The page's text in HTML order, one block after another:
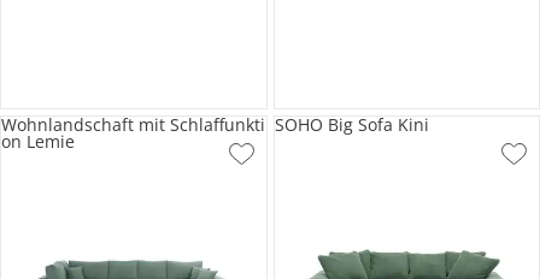
Wohnlandschaft mit Schlaffunkti
on Lemie
SOHO Big Sofa Kini